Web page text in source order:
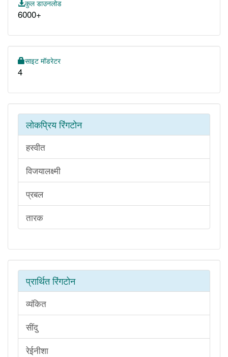
कुल डाउनलोड
6000+
साइट मॉडरेटर
4
लोकप्रिय रिंगटोन
हस्वीत
विजयालक्ष्मी
प्रबल
तारक
प्रार्थित रिंगटोन
व्यंकित
सींदु
रेईनीशा